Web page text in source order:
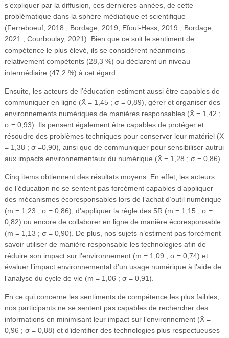
s’expliquer par la diffusion, ces dernières années, de cette
problématique dans la sphère médiatique et scientifique
(Ferreboeuf, 2018 ; Bordage, 2019, Efoui-Hess, 2019 ; Bordage,
2021 ; Courboulay, 2021). Bien que ce soit le sentiment de
compétence le plus élevé, ils se considèrent néanmoins
relativement compétents (28,3 %) ou déclarent un niveau
intermédiaire (47,2 %) à cet égard.
Ensuite, les acteurs de l’éducation estiment aussi être capables de
communiquer en ligne (X̄ = 1,45 ; σ = 0,89), gérer et organiser des
environnements numériques de manières responsables (X̄ = 1,42 ;
σ = 0,93). Ils pensent également être capables de protéger et
résoudre des problèmes techniques pour conserver leur matériel (X̄
= 1,38 ; σ =0,90), ainsi que de communiquer pour sensibiliser autrui
aux impacts environnementaux du numérique (X̄ = 1,28 ; σ = 0,86).
Cinq items obtiennent des résultats moyens. En effet, les acteurs
de l’éducation ne se sentent pas forcément capables d’appliquer
des mécanismes écoresponsables lors de l’achat d’outil numérique
(m = 1,23 ; σ = 0,86), d’appliquer la règle des 5R (m = 1,15 ; σ =
0,82) ou encore de collaborer en ligne de manière écoresponsable
(m = 1,13 ; σ = 0,90). De plus, nos sujets n’estiment pas forcément
savoir utiliser de manière responsable les technologies afin de
réduire son impact sur l’environnement (m = 1,09 ; σ = 0,74) et
évaluer l’impact environnemental d’un usage numérique à l’aide de
l’analyse du cycle de vie (m = 1,06 ; σ = 0,91).
En ce qui concerne les sentiments de compétence les plus faibles,
nos participants ne se sentent pas capables de rechercher des
informations en minimisant leur impact sur l’environnement (X̄ =
0,96 ; σ = 0,88) et d’identifier des technologies plus respectueuses